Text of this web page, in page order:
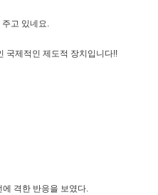
고 있네요.
국제적인 제도적 장치입니다!!
에 격한 반응을 보였다.